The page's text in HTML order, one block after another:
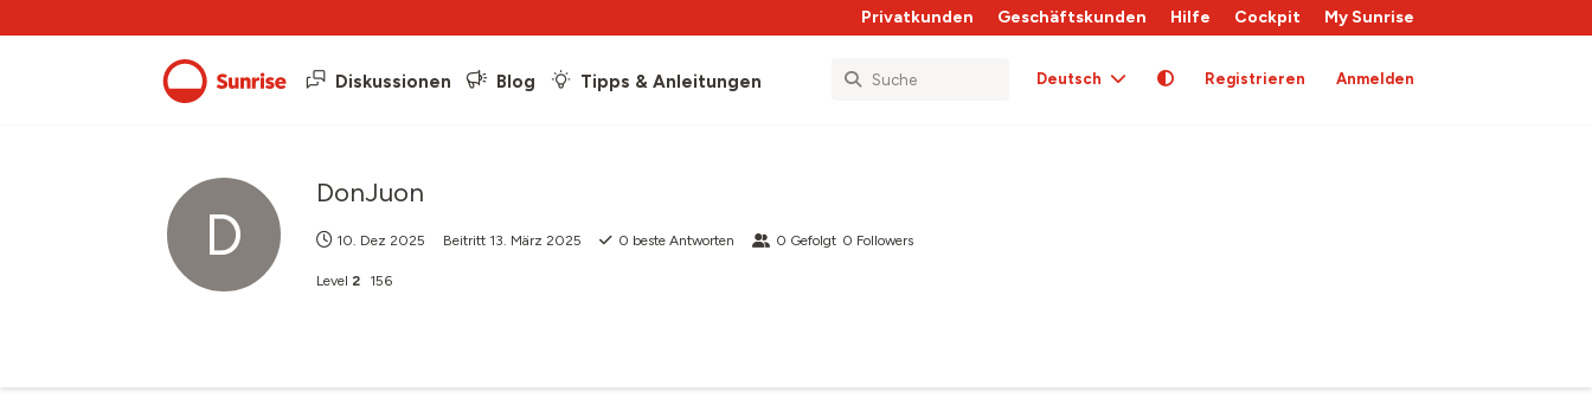
Privatkunden Geschäftskunden Hilfe Cockpit My Sunrise
Diskussionen Blog Tipps & Anleitungen Deutsch Registrieren Anmelden
D
DonJuon
10. Dez 2025 Beitritt 13. März 2025 0 beste Antworten 0 Gefolgt 0 Followers
Level 2 156